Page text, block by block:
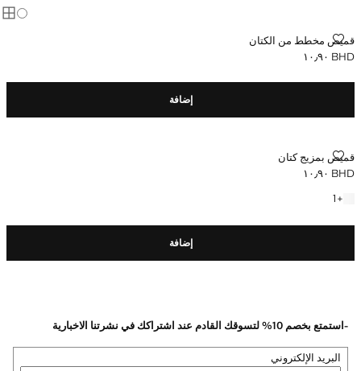
قميص مخطط من الكتان
قميص مخطط من الكتان
السعر الحالي [BHD ١٠٫٩٠ ]
BHD ١٠٫٩٠
إضافة
قميص بمزيج كتان
قميص بمزيج كتان
السعر الحالي [BHD ١٠٫٩٠ ]
BHD ١٠٫٩٠
+
1
+ لون آخر
إضافة
-استمتع بخصم 10% لتسوقك القادم عند اشتراكك في نشرتنا الاخبارية
البريد الإلكتروني